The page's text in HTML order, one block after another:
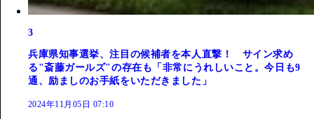
3
兵庫県知事選挙、注目の候補者を本人直撃！ サイン求め
る"斎藤ガールズ"の存在も「非常にうれしいこと。今日も9
通、励ましのお手紙をいただきました」
2024年11月05日 07:10